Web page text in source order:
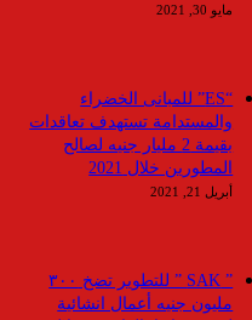
مايو 30, 2021
“ES” للمبانى الخضراء
والمستدامة تستهدف تعاقدات
بقيمة 2 مليار جنيه لصالح
المطورين خلال 2021
أبريل 21, 2021
” SAK ” للتطوير تضخ ٣٠٠
مليون جنيه أعمال انشائية